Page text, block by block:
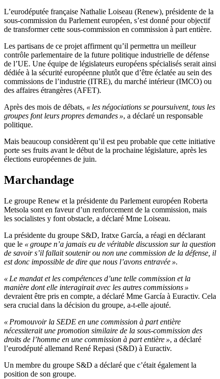
L’eurodéputée française Nathalie Loiseau (Renew), présidente de la
sous-commission du Parlement européen, s’est donné pour objectif
de transformer cette sous-commission en commission à part entière.
Les partisans de ce projet affirment qu’il permettra un meilleur
contrôle parlementaire de la future politique industrielle de défense
de l’UE. Une équipe de législateurs européens spécialisés serait ainsi
dédiée à la sécurité européenne plutôt que d’être éclatée au sein des
commissions de l’industrie (ITRE), du marché intérieur (IMCO) ou
des affaires étrangères (AFET).
Après des mois de débats, « les négociations se poursuivent, tous les
groupes font leurs propres demandes », a déclaré un responsable
politique.
Mais beaucoup considèrent qu’il est peu probable que cette initiative
porte ses fruits avant le début de la prochaine législature, après les
élections européennes de juin.
Marchandage
Le groupe Renew et la présidente du Parlement européen Roberta
Metsola sont en faveur d’un renforcement de la commission, mais
les socialistes y font obstacle, a déclaré Mme Loiseau.
La présidente du groupe S&D, Iratxe García, a réagi en déclarant
que le « groupe n’a jamais eu de véritable discussion sur la question
de savoir s’il fallait soutenir ou non une commission de la défense, il
est donc impossible de dire que nous l’avons entravée ».
« Le mandat et les compétences d’une telle commission et la
manière dont elle interagirait avec les autres commissions »
devraient être pris en compte, a déclaré Mme García à Euractiv. Cela
sera crucial dans la décision du groupe, a-t-elle ajouté.
« Promouvoir la SEDE en une commission à part entière
nécessiterait une promotion similaire de la sous-commission des
droits de l’homme en une commission à part entière », a déclaré
l’eurodéputé allemand René Repasi (S&D) à Euractiv.
Un membre du groupe S&D a déclaré que c’était également la
position de son groupe.